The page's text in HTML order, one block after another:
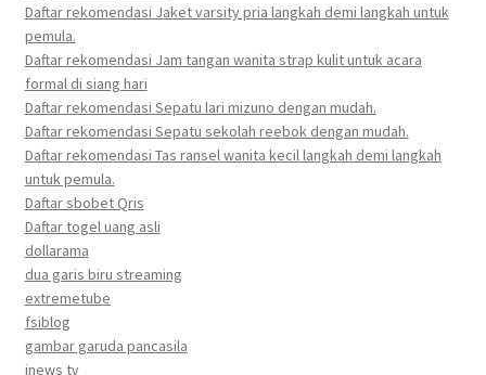
Daftar rekomendasi Jaket varsity pria langkah demi langkah untuk
pemula.
Daftar rekomendasi Jam tangan wanita strap kulit untuk acara
formal di siang hari
Daftar rekomendasi Sepatu lari mizuno dengan mudah.
Daftar rekomendasi Sepatu sekolah reebok dengan mudah.
Daftar rekomendasi Tas ransel wanita kecil langkah demi langkah
untuk pemula.
Daftar sbobet Qris
Daftar togel uang asli
dollarama
dua garis biru streaming
extremetube
fsiblog
gambar garuda pancasila
inews tv